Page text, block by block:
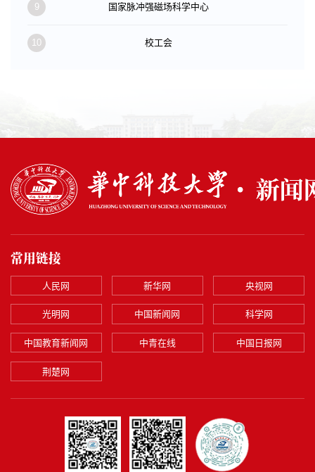
9 国家脉冲强磁场科学中心
10 校工会
常用链接
人民网 新华网 央视网
光明网 中国新闻网 科学网
中国教育新闻网 中青在线 中国日报网
荆楚网